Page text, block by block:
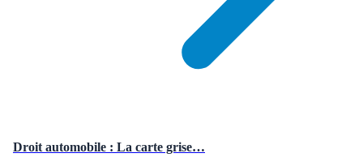
Droit automobile : La carte grise…